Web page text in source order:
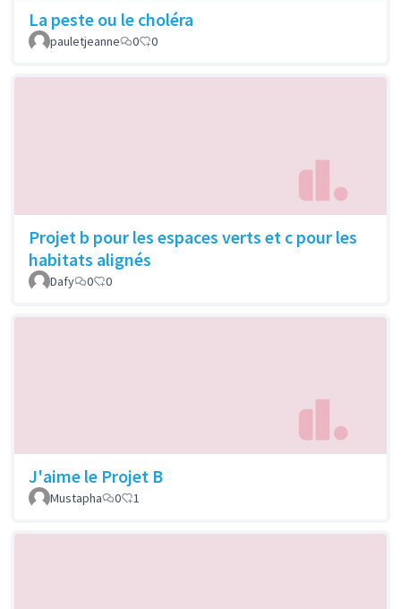
La peste ou le choléra
pauletjeanne 0 0
Projet b pour les espaces verts et c pour les
habitats alignés
Dafy 0 0
J'aime le Projet B
Mustapha 0 1